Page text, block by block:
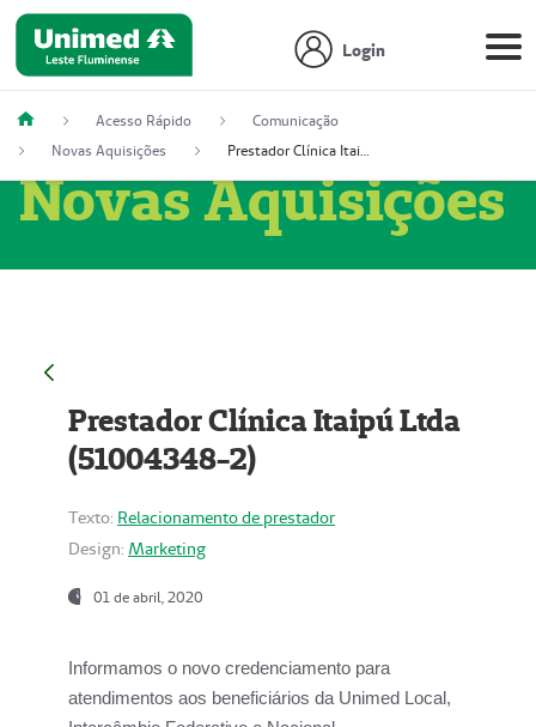
Login
Acesso Rápido
Comunicação
Novas Aquisições
Prestador Clínica Itaipú Ltda (51004348-2)
Novas Aquisições
Prestador Clínica Itaipú Ltda
(51004348-2)
Texto: Relacionamento de prestador
Design: Marketing
01 de abril, 2020
Informamos o novo credenciamento para
atendimentos aos beneficiários da Unimed Local,